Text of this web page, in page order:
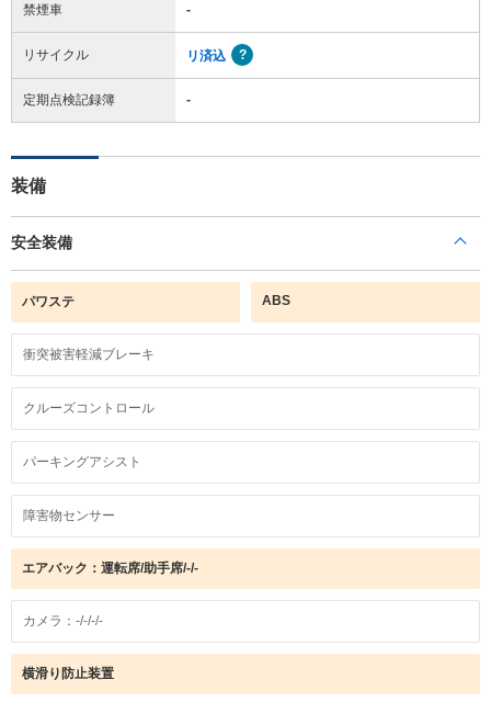
禁煙車 -
リサイクル リ済込
定期点検記録簿 -
装備
安全装備
パワステ ABS
衝突被害軽減ブレーキ
クルーズコントロール
パーキングアシスト
障害物センサー
エアバック：運転席/助手席/-/-
カメラ：-/-/-/-
横滑り防止装置